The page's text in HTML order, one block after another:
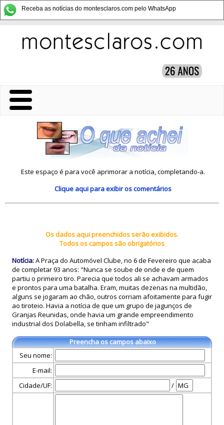
Receba as notícias do montesclaros.com pelo WhatsApp
Este espaço é para você aprimorar a notícia, completando-a.
Clique aquipara exibir os comentários
Os dados aqui preenchidos serão exibidos.
Todos os campos são obrigatórios
Notícia:A Praça do Automóvel Clube, no 6 de Fevereiro que acaba
de completar 93 anos: "Nunca se soube de onde e de quem
partiu o primeiro tiro. Parecia que todos ali se achavam armados
e prontos para uma batalha. Eram, muitas dezenas na multidão,
alguns se jogaram ao chão, outros corriam afoitamente para fugir
ao tiroteio. Havia a notícia de que um grupo de jagunços de
Granjas Reunidas, onde havia um grande empreendimento
industrial dos Dolabella, se tinham infiltrado"
Preencha os campos abaixo
Seu nome:
E-mail:
Cidade/UF:
/